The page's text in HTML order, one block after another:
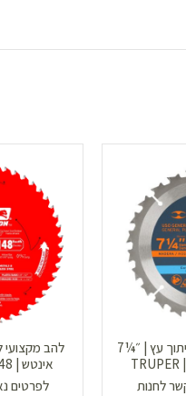
להב למסור עגול | לחיתוך עץ | ״¼7
לחנות
אינטש | 48 שיניים | DIABLO
לפרטים